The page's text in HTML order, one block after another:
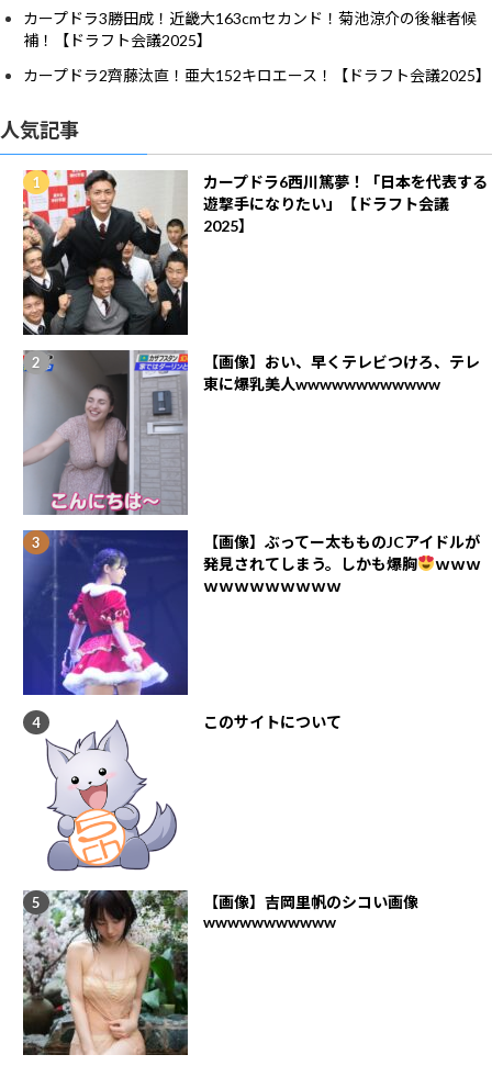
カープドラ3勝田成！近畿大163cmセカンド！菊池涼介の後継者候
補！【ドラフト会議2025】
カープドラ2齊藤汰直！亜大152キロエース！【ドラフト会議2025】
人気記事
カープドラ6西川篤夢！「日本を代表する
遊撃手になりたい」【ドラフト会議
2025】
【画像】おい、早くテレビつけろ、テレ
東に爆乳美人wwwwwwwwwwww
【画像】ぶってー太もものJCアイドルが
発見されてしまう。しかも爆胸
ｗｗｗ
ｗｗｗｗｗｗｗｗｗ
このサイトについて
【画像】吉岡里帆のシコい画像
wwwwwwwwwww